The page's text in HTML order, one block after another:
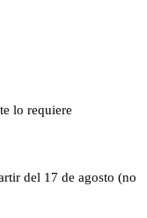
lo requiere
del 17 de agosto (no